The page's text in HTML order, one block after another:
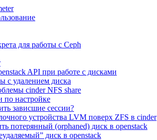
для работы с Ceph
API при работе с дисками
с удалением диска
cinder NFS share
по настройке
зависшие сессии?
устройства LVM поверх ZFS в cinder
потерянный (orphaned) диск в openstack
диск в openstack